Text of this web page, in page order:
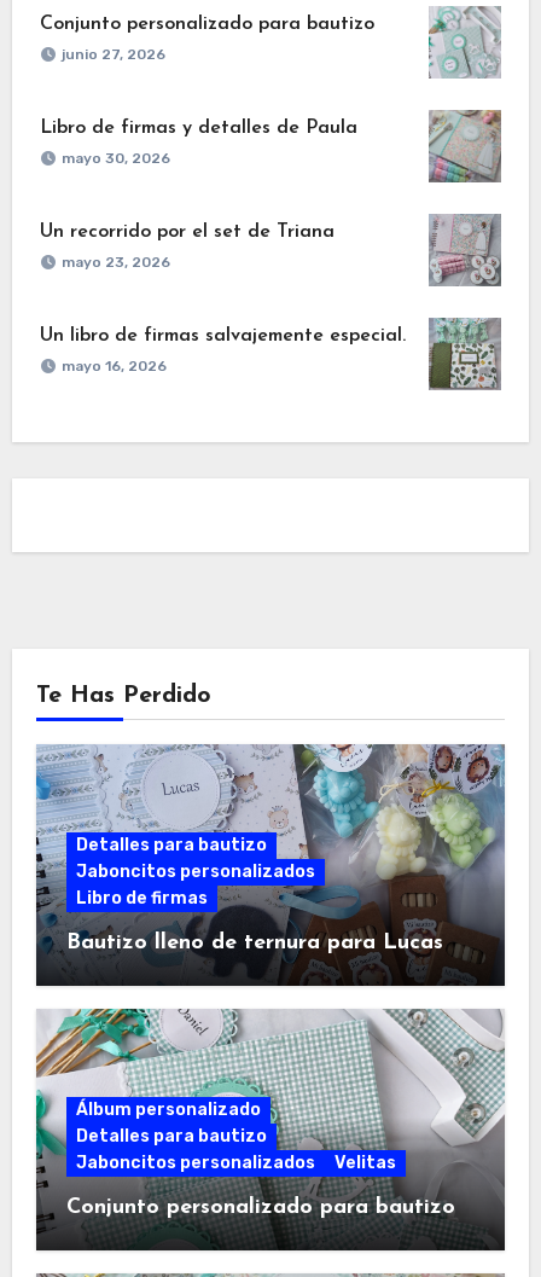
Conjunto personalizado para bautizo
junio 27, 2026
Libro de firmas y detalles de Paula
mayo 30, 2026
Un recorrido por el set de Triana
mayo 23, 2026
Un libro de firmas salvajemente especial.
mayo 16, 2026
Te Has Perdido
Detalles para bautizo
Jaboncitos personalizados
Libro de firmas
Bautizo lleno de ternura para Lucas
Álbum personalizado
Detalles para bautizo
Jaboncitos personalizados
Velitas
Conjunto personalizado para bautizo